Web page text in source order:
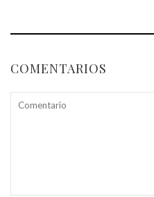
COMENTARIOS